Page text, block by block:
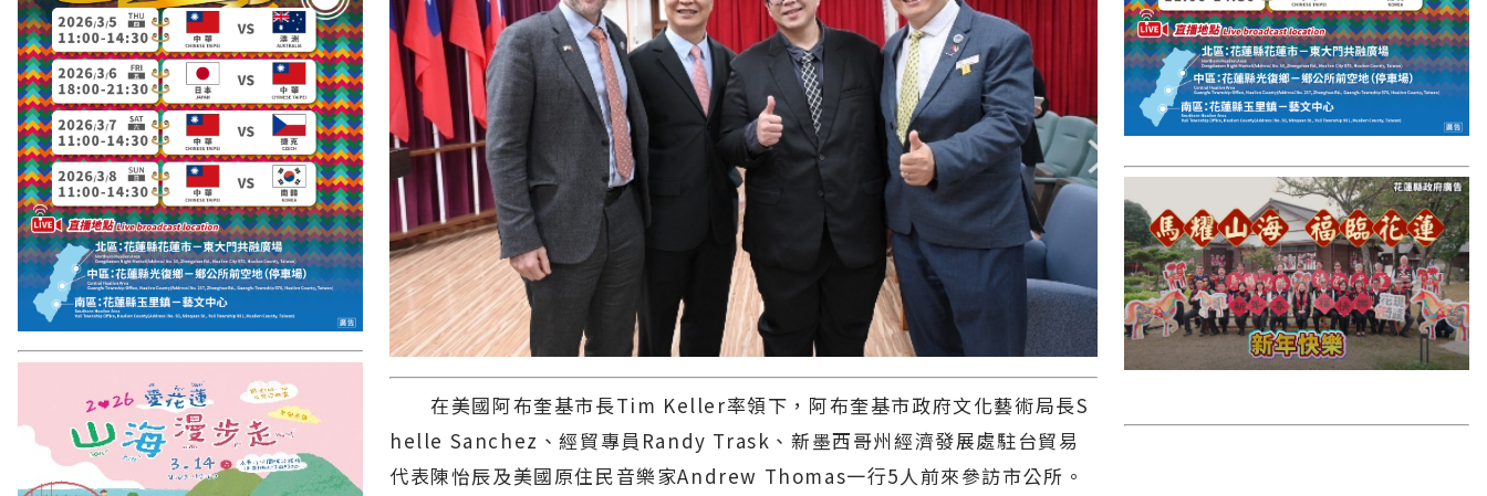
其他地區
新竹市
和平鄉
台南市
澎湖縣
香港
台東市
雲林縣
長濱鄉
在美國阿布奎基市長Tim Keller率領下，阿布奎基市政府文化藝術局長S
helle Sanchez、經貿專員Randy Trask、新墨西哥州經濟發展處駐台貿易
代表陳怡辰及美國原住民音樂家Andrew Thomas一行5人前來參訪市公所。